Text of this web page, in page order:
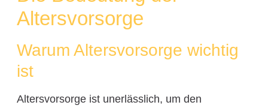
Altersvorsorge
Warum Altersvorsorge wichtig
ist
Altersvorsorge ist unerlässlich, um den